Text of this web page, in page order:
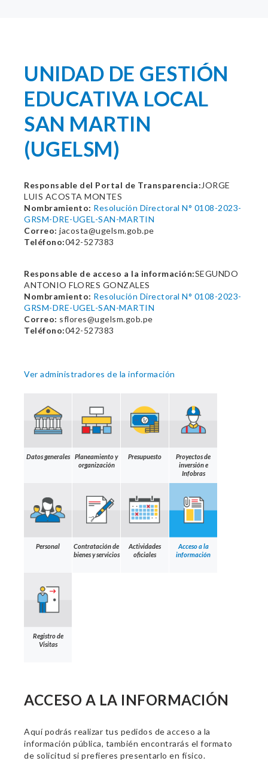
UNIDAD DE GESTIÓN
EDUCATIVA LOCAL
SAN MARTIN
(UGELSM)
Responsable del Portal de Transparencia: JORGE
LUIS ACOSTA MONTES
Nombramiento: Resolución Directoral N° 0108-2023-
GRSM-DRE-UGEL-SAN-MARTIN
Correo: jacosta@ugelsm.gob.pe
Teléfono:042-527383
Responsable de acceso a la información:SEGUNDO
ANTONIO FLORES GONZALES
Nombramiento: Resolución Directoral N° 0108-2023-
GRSM-DRE-UGEL-SAN-MARTIN
Correo: sflores@ugelsm.gob.pe
Teléfono:042-527383
Ver administradores de la información
Datos generales
Planeamiento y
organización
Presupuesto
Proyectos de
inversión e
Infobras
Personal
Contratación de
bienes y servicios
Actividades
oficiales
Acceso a la
información
Registro de
Visitas
ACCESO A LA INFORMACIÓN
Aquí podrás realizar tus pedidos de acceso a la
información pública, también encontrarás el formato
de solicitud si prefieres presentarlo en físico.